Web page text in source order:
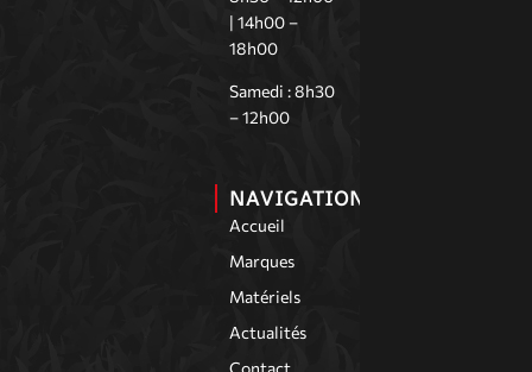
| 14h00 –
18h00
Samedi : 8h30
– 12h00
NAVIGATION
Accueil
Marques
Matériels
Actualités
Contact